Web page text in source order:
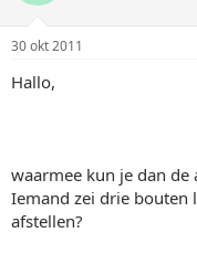
30 okt 2011
Hallo,
waarmee kun je dan de
Iemand zei drie bouten
afstellen?